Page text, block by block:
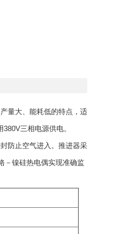
量大、能耗低的特点，适
三相电源供电。
防止空气进入。推进器采
－镍硅热电偶实现准确监